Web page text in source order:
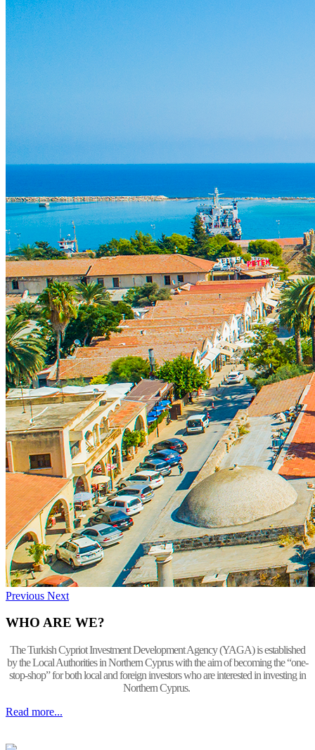
Previous Next
WHO ARE WE?
The Turkish Cypriot Investment Development Agency (YAGA) is established
by the Local Authorities in Northern Cyprus with the aim of becoming the “one-
stop-shop” for both local and foreign investors who are interested in investing in
Northern Cyprus.
Read more...